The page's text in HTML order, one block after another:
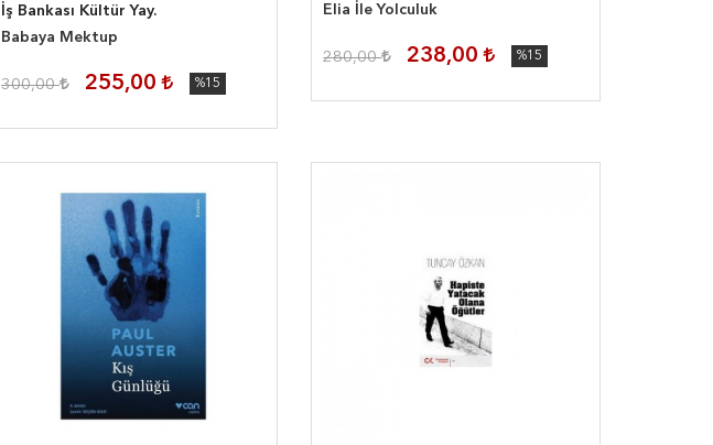
İş Bankası Kültür Yay.
Babaya Mektup
300,00 255,00 %15
Elia İle Yolculuk
280,00 238,00 %15